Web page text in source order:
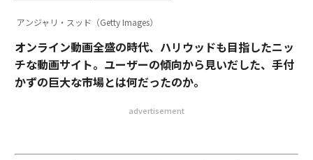
アンジャリ・スッド（Getty Images）
オンライン動画全盛の時代、ハリウッドも目指したニッ
チな動画サイト。ユーザーの傾向から見いだした、手付
かずの巨大な市場とは何だったのか。
advertisement